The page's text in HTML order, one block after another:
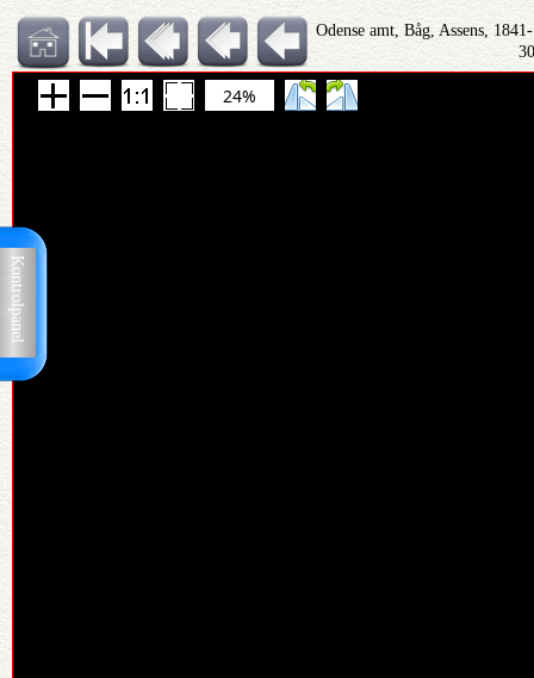
Kontrolpanel
Odense amt, Båg, Assens,
24%